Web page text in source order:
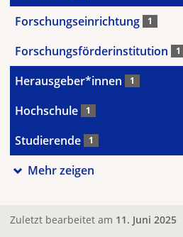
Forschungseinrichtung 1
Forschungsförderinstitution 1
Herausgeber*innen 1
Hochschule 1
Studierende 1
Mehr zeigen
Zuletzt bearbeitet am 11. Juni 2025